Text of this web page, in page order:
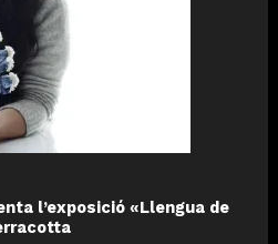
l’exposició «Llengua de